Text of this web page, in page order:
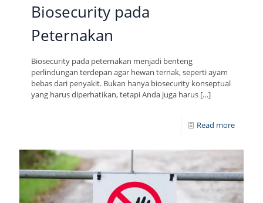
Biosecurity pada
Peternakan
Biosecurity pada peternakan menjadi benteng
perlindungan terdepan agar hewan ternak, seperti ayam
bebas dari penyakit. Bukan hanya biosecurity konseptual
yang harus diperhatikan, tetapi Anda juga harus […]
Read more